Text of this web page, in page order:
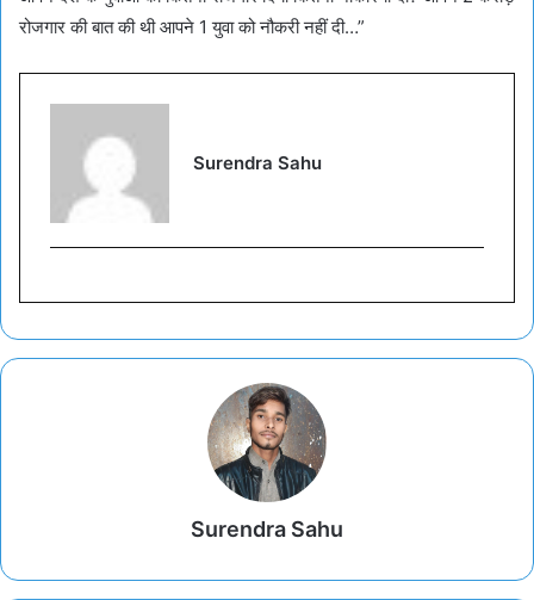
रोजगार की बात की थी आपने 1 युवा को नौकरी नहीं दी…”
Surendra Sahu
Surendra Sahu